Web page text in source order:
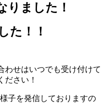
りました！
た！！
わせはいつでも受け付けて
ださい！
子を発信しておりますの